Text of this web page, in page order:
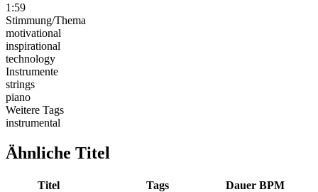
1:59
Stimmung/Thema
motivational
inspirational
technology
Instrumente
strings
piano
Weitere Tags
instrumental
Ähnliche Titel
Titel Tags Dauer BPM